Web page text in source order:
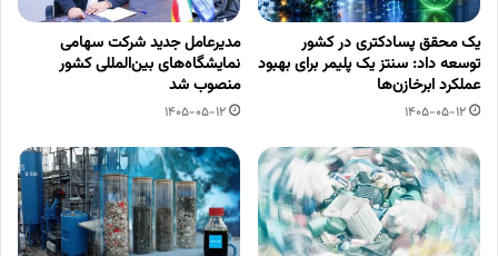
یک محقق پسادکتری در کشور
توسعه داد: سنتز یک پلیمر برای بهبود
عملکرد ابرخازن‌ها
1405-05-12
مدیرعامل جدید شرکت سهامی
نمایشگاه‌های بین‌المللی کشور
منصوب شد
1405-05-12